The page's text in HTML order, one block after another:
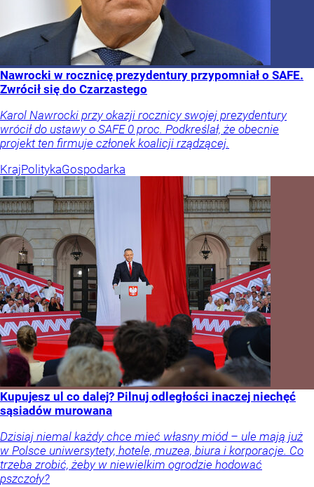
Nawrocki w rocznicę prezydentury przypomniał o SAFE.
Zwrócił się do Czarzastego
Karol Nawrocki przy okazji rocznicy swojej prezydentury
wrócił do ustawy o SAFE 0 proc. Podkreślał, że obecnie
projekt ten firmuje członek koalicji rządzącej.
KrajPolitykaGospodarka
Kupujesz ul co dalej? Pilnuj odległości inaczej niechęć
sąsiadów murowana
Dzisiaj niemal każdy chce mieć własny miód – ule mają już
w Polsce uniwersytety, hotele, muzea, biura i korporacje. Co
trzeba zrobić, żeby w niewielkim ogrodzie hodować
pszczoły?